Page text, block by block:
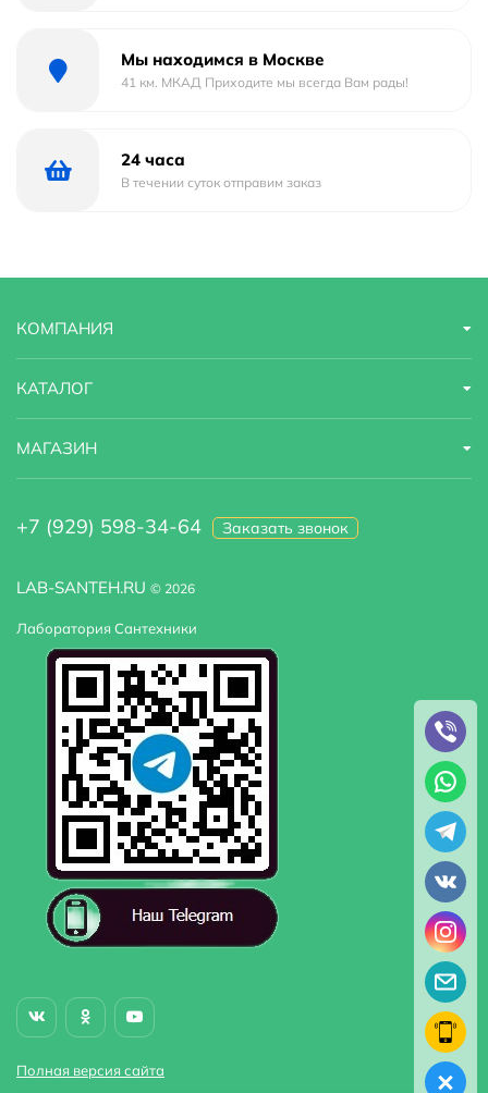
Мы находимся в Москве
41 км. МКАД Приходите мы всегда Вам рады!
24 часа
В течении суток отправим заказ
LAB-SANTEH.RU © 2026
Лаборатория Сантехники
Полная версия сайта
КОМПАНИЯ
КАТАЛОГ
МАГАЗИН
+7 (929) 598-34-64 Заказать звонок